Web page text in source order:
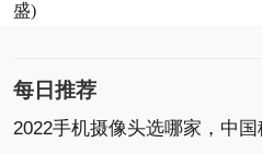
盛)
每日推荐
2022手机摄像头选哪家，中